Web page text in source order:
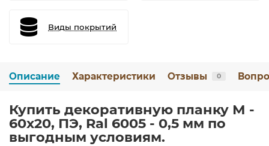
Виды покрытий
Описание Характеристики Отзывы 0
Купить декоративную планку М -
60х20, ПЭ, Ral 6005 - 0,5 мм по
выгодным условиям.